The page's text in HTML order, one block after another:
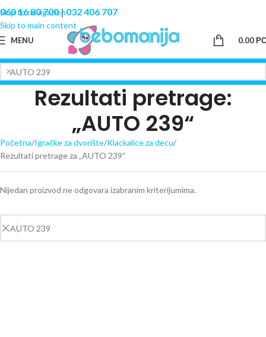
Skip to navigation
Skip to main content
060 16 80 700|032 406 707
MENU 0.00
Rezultati pretrage:
„AUTO 239“
Početna Igračke za dvorište Klackalice za decu
Rezultati pretrage za „AUTO 239“
Nijedan proizvod ne odgovara izabranim kriterijumima.